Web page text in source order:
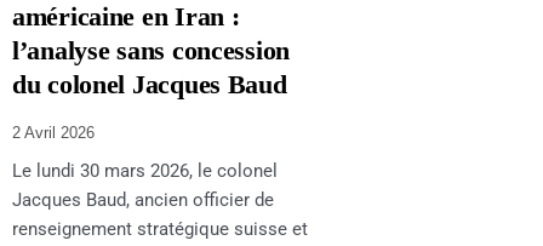
américaine en Iran :
l’analyse sans concession
du colonel Jacques Baud
2 Avril 2026
Le lundi 30 mars 2026, le colonel
Jacques Baud, ancien officier de
renseignement stratégique suisse et